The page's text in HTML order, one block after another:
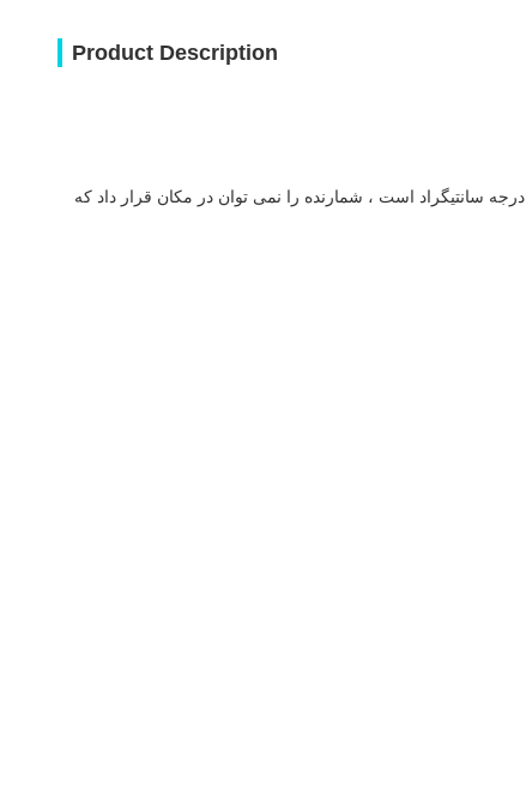
Product Description
ثبت زمان عملیاتی دستگیر کننده.شرایط محیط باید نیاز به برقگیر را برآورده کند ، به عنوان مثال ، ارتفاع از 4000 متر تجاوز نمی کند ، دمای محیط 40 درجه سانتیگراد است ، شمارنده را نمی توان در مکان قرار داد که